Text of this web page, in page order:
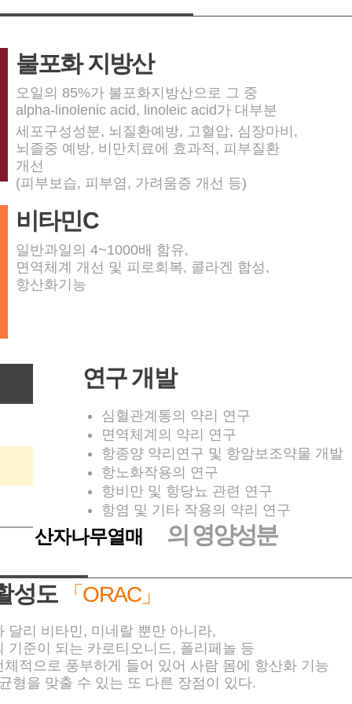
불포화 지방산
오일의 85%가 불포화지방산으로 그 중
alpha-linolenic acid, linoleic acid가 대부분
세포구성성분, 뇌질환예방, 고혈압, 심장마비,
뇌졸중 예방, 비만치료에 효과적, 피부질환
개선
(피부보습, 피부염, 가려움증 개선 등)
비타민C
일반과일의 4~1000배 함유,
면역체계 개선 및 피로회복, 콜라겐 합성,
항산화기능
연구 개발
심혈관계통의 약리 연구
면역체계의 약리 연구
항종양 약리연구 및 항암보조약물 개발
항노화작용의 연구
항비만 및 항당뇨 관련 연구
항염 및 기타 작용의 약리 연구
산자나무열매 의 영양성분
성도 「ORAC」
달리 비타민, 미네랄 뿐만 아니라,
기준이 되는 카로티오니드, 폴리페놀 등
적으로 풍부하게 들어 있어 사람 몸에 항산화 기능
형을 맞출 수 있는 또 다른 장점이 있다.